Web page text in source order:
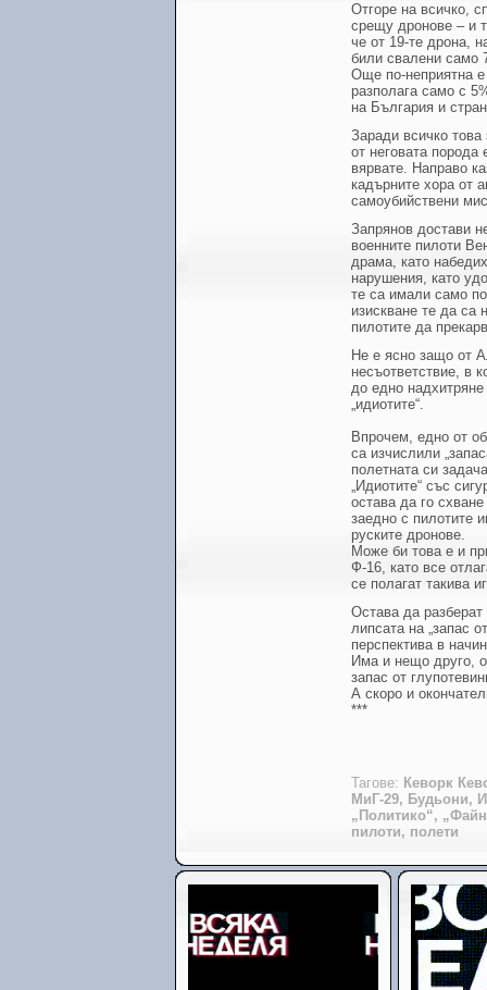
Отгоре на всичко,
срещу дронове – и
че от 19-те дрона,
били свалени само
Още по-неприятна е
разполага само с
на България и
Заради всичко това
от неговата
вярвате. Направо
кадърните хора от
самоубийствени
Запрянов достави
военните пилоти
драма, като
нарушения, като
те са имали само по
изискване те да
пилотите да
Не е ясно защо от
несъответствие, в
до едно
„идиотите“.
Впрочем, едно от
са изчислили
полетната си
„Идиотите“ със
остава да го
заедно с пилотите
руските дронове.
Може би това е и
Ф-16, като все
се полагат такива
Остава да
липсата на „запас
перспектива в
Има и нещо друго,
запас от
А скоро и
***
Тагове: Кеворк
МиГ-29, Будьони,
„Политико“,
пилоти, полети